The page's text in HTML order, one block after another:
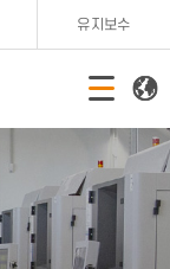
유지보수